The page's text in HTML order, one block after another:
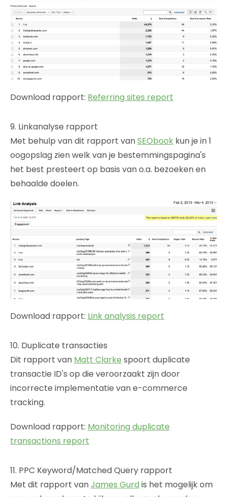
Download rapport: Referring sites report
9. Linkanalyse rapport
Met behulp van dit rapport vanSEObook kun je in 1
oogopslag zien welk van je bestemmingspagina's
het best presteert op basis van o.a. bezoeken en
behaalde doelen.
Download rapport: Link analysis report
10. Duplicate transacties
Dit rapport van Matt Clarke spoort duplicate
transactie ID's op die veroorzaakt zijn door
incorrecte implementatie van e-commerce
tracking.
Download rapport: Monitoring duplicate
transactions report
11. PPC Keyword/Matched Query rapport
Met dit rapport vanJames Gurd is het mogelijk om